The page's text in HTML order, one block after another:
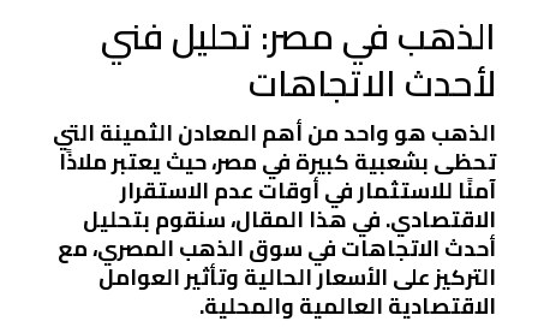
الذهب في مصر: تحليل فني
لأحدث الاتجاهات
الذهب هو واحد من أهم المعادن الثمينة التي
تحظى بشعبية كبيرة في مصر، حيث يعتبر ملاذًا
آمنًا للاستثمار في أوقات عدم الاستقرار
الاقتصادي. في هذا المقال، سنقوم بتحليل
أحدث الاتجاهات في سوق الذهب المصري، مع
التركيز على الأسعار الحالية وتأثير العوامل
الاقتصادية العالمية والمحلية.